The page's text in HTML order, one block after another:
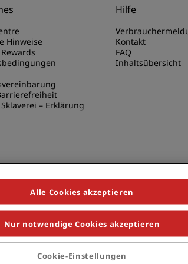
Hinweise
– Erklärung
Hilfe
Kontakt
FAQ
Inhaltsübersicht
Individuals, Park Plaza, Park Inn, Country Inn & Suites,
Alle Cookies akzeptieren
Nur notwendige Cookies akzeptieren
Cookie-Einstellungen